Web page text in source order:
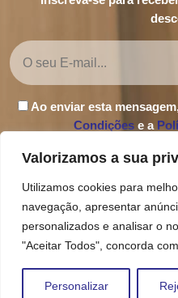
Valorizamos a sua
Utilizamos cookies para
navegação, apresentar
personalizados e analisar o
"Aceitar Todos", concorda
Personalizar
Ao enviar esta
Condições e a
Política
Termos
Livro de